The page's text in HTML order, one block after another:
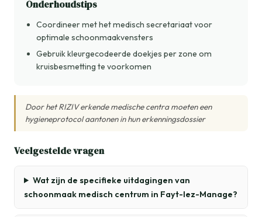
Onderhoudstips
Coordineer met het medisch secretariaat voor
optimale schoonmaakvensters
Gebruik kleurgecodeerde doekjes per zone om
kruisbesmetting te voorkomen
Door het RIZIV erkende medische centra moeten een
hygieneprotocol aantonen in hun erkenningsdossier
Veelgestelde vragen
Wat zijn de specifieke uitdagingen van
schoonmaak medisch centrum in Fayt-lez-Manage?